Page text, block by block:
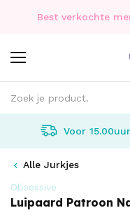
Best verkochte
Voor
Alle Jurkjes
Obsessive
Luipaard Patroon